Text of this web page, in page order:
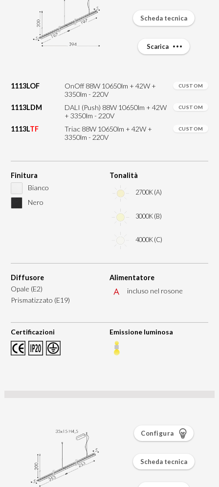
1113LOF
OnOff 88W 10650lm + 42W +
3350lm - 220V
CUSTOM
1113LDM
DALI (Push) 88W 10650lm + 42W
+ 3350lm - 220V
CUSTOM
1113LTF
Triac 88W 10650lm + 42W +
3350lm - 220V
CUSTOM
Finitura
Bianco
Nero
Tonalità
2700K (A)
3000K (B)
4000K (C)
Diffusore
Opale (E2)
Prismatizzato (E19)
Alimentatore
incluso nel rosone
Certificazioni Emissione luminosa
Scheda tecnica
Scarica
Configura
Scheda tecnica